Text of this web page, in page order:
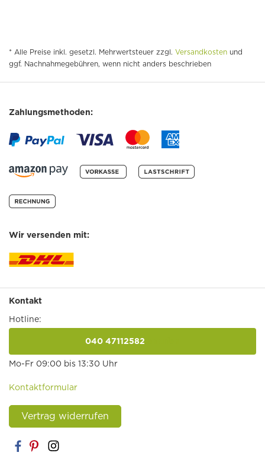
* Alle Preise inkl. gesetzl. Mehrwertsteuer zzgl. Versandkosten und
ggf. Nachnahmegebühren, wenn nicht anders beschrieben
Zahlungsmethoden:
Wir versenden mit:
Kontakt
Hotline:
040 47112582
Mo-Fr 09:00 bis 13:30 Uhr
Kontaktformular
Vertrag widerrufen